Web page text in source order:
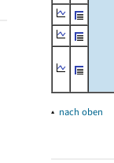
▴ nach oben